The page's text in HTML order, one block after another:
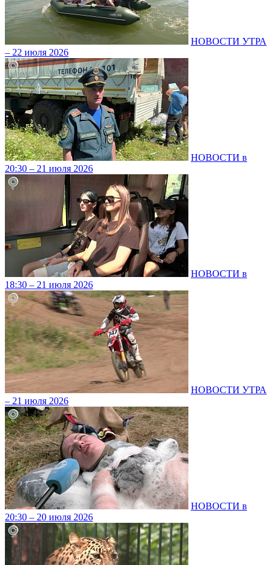
НОВОСТИ УТРА
– 22 июля 2026
НОВОСТИ в
20:30 – 21 июля 2026
НОВОСТИ в
18:30 – 21 июля 2026
НОВОСТИ УТРА
– 21 июля 2026
НОВОСТИ в
20:30 – 20 июля 2026